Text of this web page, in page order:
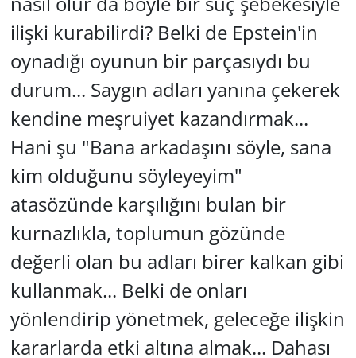
ilişki kurabilirdi? Belki de Epstein'in
oynadığı oyunun bir parçasıydı bu
durum... Saygın adları yanına çekerek
kendine meşruiyet kazandırmak...
Hani şu "Bana arkadaşını söyle, sana
kim olduğunu söyleyeyim"
atasözünde karşılığını bulan bir
kurnazlıkla, toplumun gözünde
değerli olan bu adları birer kalkan gibi
kullanmak... Belki de onları
yönlendirip yönetmek, geleceğe ilişkin
kararlarda etki altına almak... Dahası